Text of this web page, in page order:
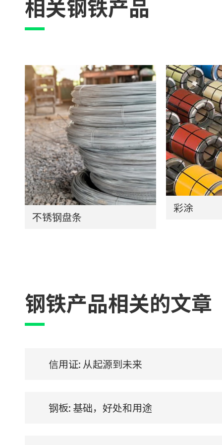
相关钢铁产品
不锈钢盘条
彩涂
钢铁产品相关的文章
信用证: 从起源到未来
钢板: 基础，好处和用途